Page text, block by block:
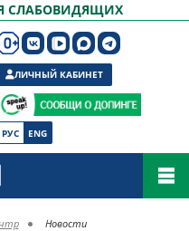
СЛАБОВИДЯЩИХ
РУС ENG
ЛИЧНЫЙ КАБИНЕТ
Новости